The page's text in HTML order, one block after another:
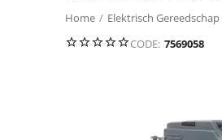
Home / Elektrisch Gereedschap
CODE: 7569058